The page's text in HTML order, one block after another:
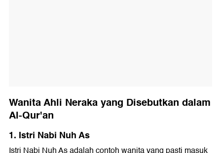
Wanita Ahli Neraka yang Disebutkan dalam
Al-Qur'an
1. Istri Nabi Nuh As